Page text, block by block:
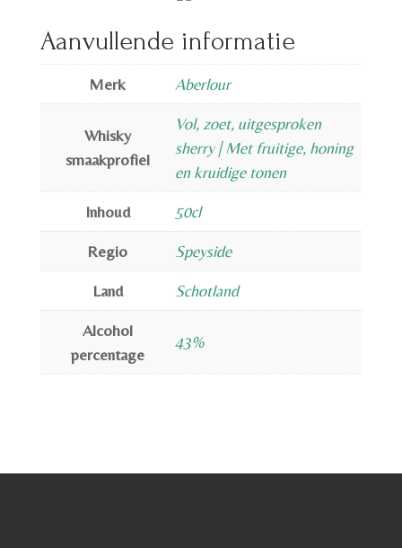
Aanvullende informatie
Merk Aberlour
Whisky
smaakprofiel
Vol, zoet, uitgesproken
sherry | Met fruitige, honing
en kruidige tonen
Inhoud 50cl
Regio Speyside
Land Schotland
Alcohol
percentage
43%